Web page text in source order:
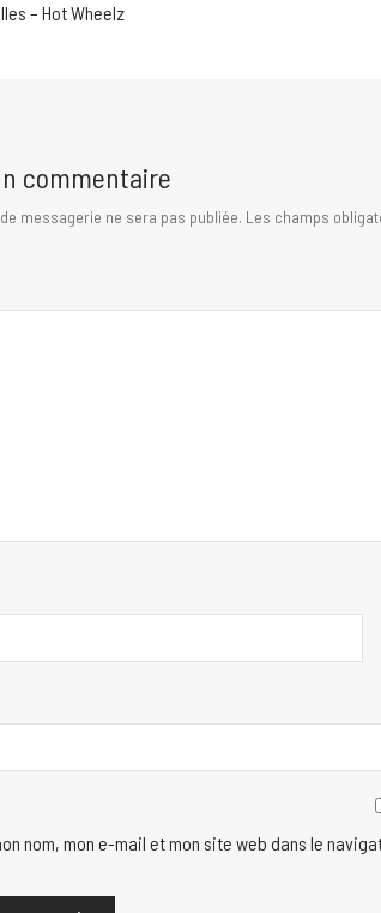
– Hot Wheelz
commentaire
messagerie ne sera pas publiée. Les champs
nom, mon e-mail et mon site web dans le